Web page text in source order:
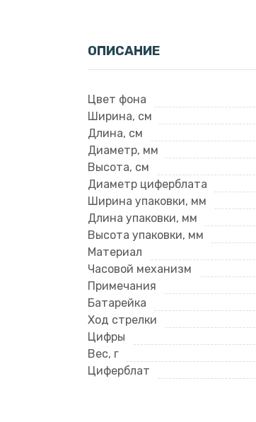
ОПИСАНИЕ
Цвет фона
Ширина, см
Длина, см
Диаметр, мм
Высота, см
Диаметр циферблата
Ширина упаковки, мм
Длина упаковки, мм
Высота упаковки, мм
Материал
Часовой механизм
Примечания
Батарейка
Ход стрелки
Цифры
Вес, г
Циферблат